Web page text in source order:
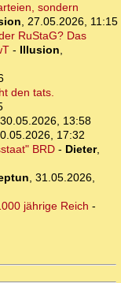
sondern
, 27.05.2026, 11:15
RuStaG? Das
- Illusion,
den tats.
30.05.2026, 13:58
17:32
BRD- Dieter,
, 31.05.2026,
jährige Reich -